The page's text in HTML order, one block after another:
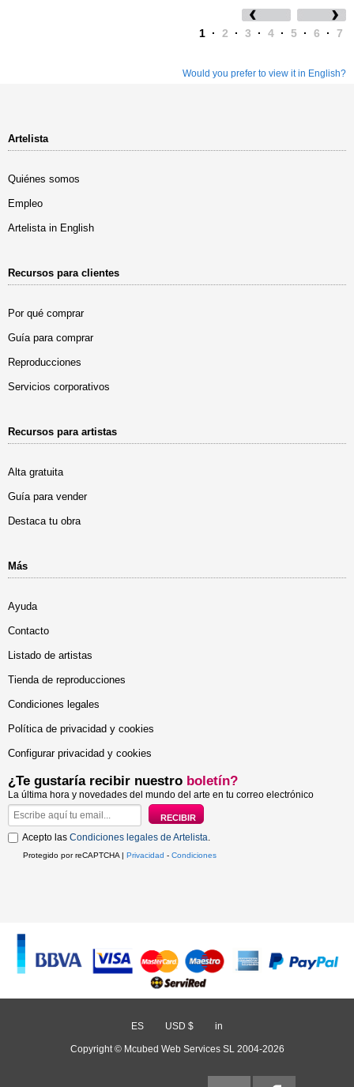
1 · 2 · 3 · 4 · 5 · 6 · 7
Would you prefer to view it in English?
Artelista
Quiénes somos
Empleo
Artelista in English
Recursos para clientes
Por qué comprar
Guía para comprar
Reproducciones
Servicios corporativos
Recursos para artistas
Alta gratuita
Guía para vender
Destaca tu obra
Más
Ayuda
Contacto
Listado de artistas
Tienda de reproducciones
Condiciones legales
Política de privacidad y cookies
Configurar privacidad y cookies
¿Te gustaría recibir nuestro boletín?
La última hora y novedades del mundo del arte en tu correo electrónico
Acepto las Condiciones legales de Artelista.
Protegido por reCAPTCHA | Privacidad - Condiciones
ES USD $ in
Copyright © Mcubed Web Services SL 2004-2026